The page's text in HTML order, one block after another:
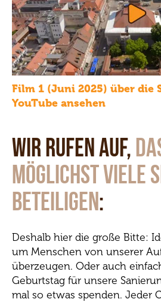
Film 1 (Juni 2025) über die
YouTube ansehen
Wir rufen auf,
möglichst viele
beteiligen:
Deshalb hier die große Bitte:
um Menschen von unserer
überzeugen. Oder auch
Geburtstag für unsere
mal so etwas spenden. Jeder